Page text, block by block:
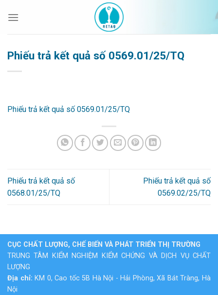
qua
Phiếu trả kết quả số 0569.01/25/TQ
Phiếu trả kết quả số 0569.01/25/TQ
Phiếu trả kết quả số
0568.01/25/TQ
Phiếu trả kết quả số
0569.02/25/TQ
CỤC CHẤT LƯỢNG, CHẾ BIẾN VÀ PHÁT TRIỂN THỊ TRƯỜNG
TRUNG TÂM KIỂM NGHIỆM KIỂM CHỨNG VÀ DỊCH VỤ CHẤT
LƯỢNG
Địa chỉ: KM 0, Cao tốc 5B Hà Nội - Hải Phòng, Xã Bát Tràng, Hà
Nội